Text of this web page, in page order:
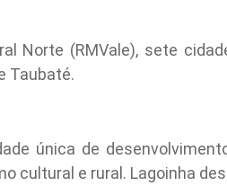
Norte (RMVale), sete
Taubaté.
única de
cultural e rural. Lagoinha